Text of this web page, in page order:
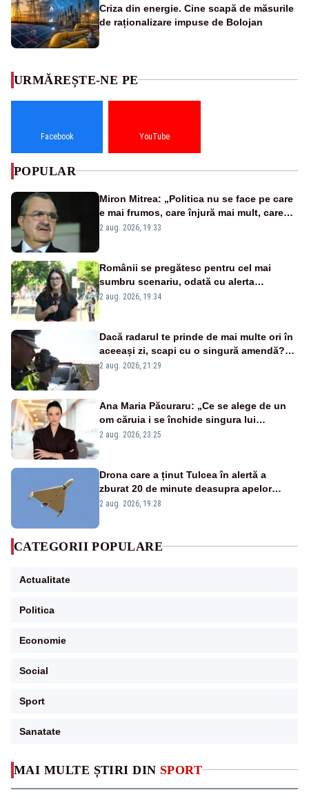
Criza din energie. Cine scapă de măsurile
de raționalizare impuse de Bolojan
MAI MULTE ȘTIRI DIN SPORT
URMĂREȘTE-NE PE
Facebook YouTube
POPULAR
Miron Mitrea: „Politica nu se face pe care
e mai frumos, care înjură mai mult, care
țipă mai tare, ci pe proiecte”
2 aug. 2026, 19:33
Românii se pregătesc pentru cel mai
sumbru scenariu, odată cu alerta
energetică
2 aug. 2026, 19:34
Dacă radarul te prinde de mai multe ori în
aceeași zi, scapi cu o singură amendă?
Ce spune legea
2 aug. 2026, 21:29
Ana Maria Păcuraru: „Ce se alege de un
om căruia i se închide singura lui
portiță?”
2 aug. 2026, 23:25
Drona care a ținut Tulcea în alertă a
zburat 20 de minute deasupra apelor
României. Au fost ridicate două F-16
2 aug. 2026, 19:28
CATEGORII POPULARE
Actualitate
Politica
Economie
Social
Sport
Sanatate